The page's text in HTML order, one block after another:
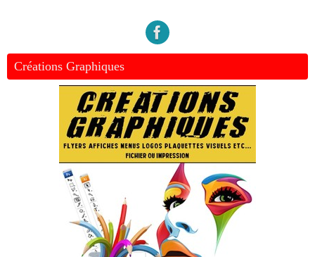
Créations Graphiques